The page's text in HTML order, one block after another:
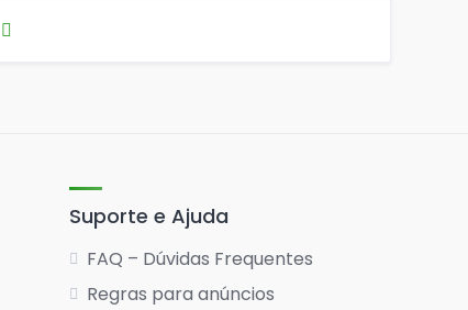
Suporte e Ajuda
FAQ – Dúvidas Frequentes
Regras para anúncios